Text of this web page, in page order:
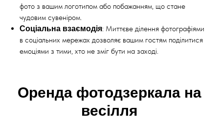
фото з вашим логотипом або побажанням, що стане
чудовим сувеніром.
Соціальна взаємодія: Миттєве ділення фотографіями
в соціальних мережах дозволяє вашим гостям поділитися
емоціями з тими, хто не зміг бути на заході.
Оренда фотодзеркала на
весілля